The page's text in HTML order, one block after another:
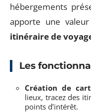
hébergements
apporte une
itinéraire de
Les
Création de
lieux, tracez des
points d’intérêt.